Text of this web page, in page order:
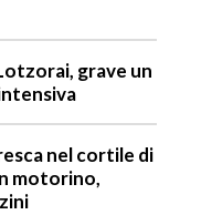
grave un
nel cortile di
motorino,